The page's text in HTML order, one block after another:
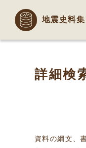
地震史料
詳細検
資料の綱文、